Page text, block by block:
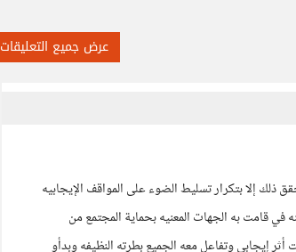
عرض جميع التعليقات
إلا بتكرار تسليط الضوء على المواقف الإيجابيه
قامت به الجهات المعنيه بحماية المجتمع من
إيجابي وتفاعل معه الجميع بطرته النظيفه وبدأو